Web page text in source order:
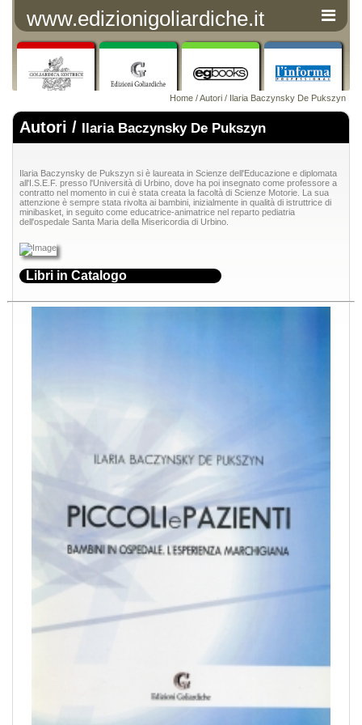
www.edizionigoliardiche.it
Home /Autori / Ilaria Baczynsky De Pukszyn
Autori / Ilaria Baczynsky De Pukszyn
Ilaria Baczynsky de Pukszyn si è laureata in Scienze dell'Educazione e diplomata
all'I.S.E.F. presso l'Università di Urbino, dove ha poi insegnato come professore a
contratto nel momento in cui è stata creata la facoltà di Scienze Motorie. La sua
attenzione è sempre stata rivolta ai bambini, inizialmente in qualità di istruttrice di
minibasket, in seguito come educatrice-animatrice nel reparto pediatria
dell'ospedale Santa Maria della Misericordia di Urbino.
Libri in Catalogo